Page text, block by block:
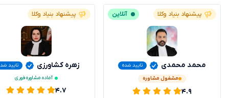
پیشنهاد بنیاد وکلا آنلاین
محمد محمدی
تایید شده
مشغول مشاوره
۴.۹
پیشنهاد بنیاد وکلا
زهره کشاورزی
تایید
آماده مشاوره فوری
۴.۷